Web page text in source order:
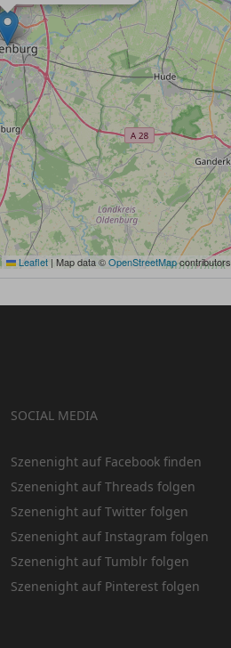
Leaflet | Map data ©OpenStreetMapcontributors,
SOCIAL MEDIA
Szenenight auf Facebook finden
Szenenight auf Threads folgen
Szenenight auf Twitter folgen
Szenenight auf Instagram folgen
Szenenight auf Tumblr folgen
Szenenight auf Pinterest folgen